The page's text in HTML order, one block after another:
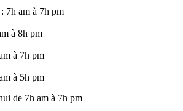
7h am à 7h pm
à 8h pm
à 7h pm
à 5h pm
de 7h am à 7h pm